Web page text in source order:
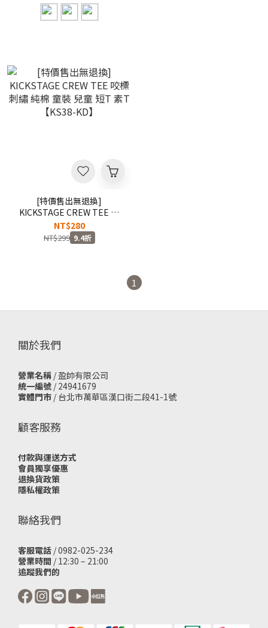
[特價售出無退換]
KICKSTAGE CREW TEE 咬
標 刺繡 純棉 童裝 兒童 短T
素T 【KS38-KD】
NT$280
NT$299 9.4折
1
關於我們
營業名稱 / 盈帥有限公司
統一編號 / 24941679
實體門市 / 台北市萬華區漢口街二段41-1號
顧客服務
付款與運送方式
會員獨享優惠
退換貨政策
隱私權政策
聯絡我們
客服電話 / 0982-025-234
營業時間 / 12:30 – 21:00
追蹤我們的